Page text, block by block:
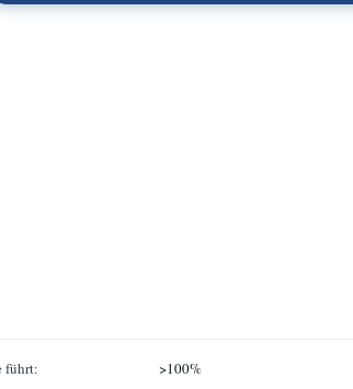
führt:
>100%